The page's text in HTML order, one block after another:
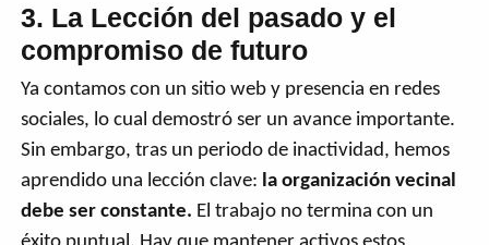
3. La Lección del pasado y el
compromiso de futuro
Ya contamos con un sitio web y presencia en redes
sociales, lo cual demostró ser un avance importante.
Sin embargo, tras un periodo de inactividad, hemos
aprendido una lección clave: la organización vecinal
debe ser constante. El trabajo no termina con un